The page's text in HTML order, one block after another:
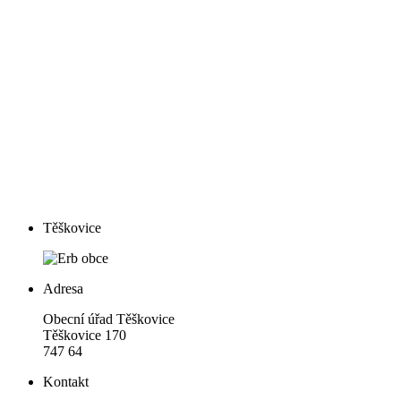
Těškovice
Adresa
Obecní úřad Těškovice
Těškovice 170
747 64
Kontakt